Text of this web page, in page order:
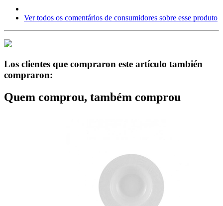
Ver todos os comentários de consumidores sobre esse produto
Los clientes que compraron este artículo también
compraron:
Quem comprou, também comprou